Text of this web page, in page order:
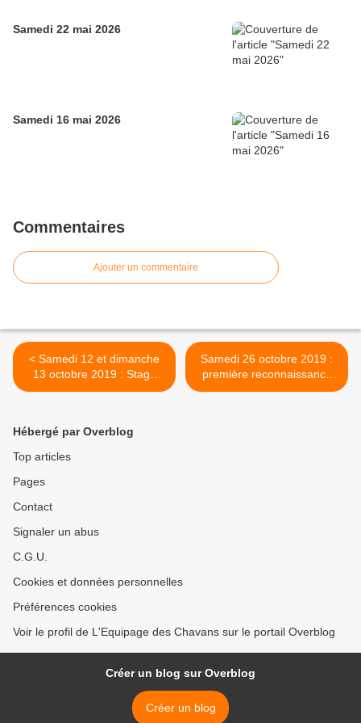
Samedi 22 mai 2026
Samedi 16 mai 2026
Commentaires
Ajouter un commentaire
< Samedi 12 et dimanche
13 octobre 2019 : Stage
des Chavans
Samedi 26 octobre 2019 :
première reconnaissance
des eaux de la saison >
Hébergé par Overblog
Top articles
Pages
Contact
Signaler un abus
C.G.U.
Cookies et données personnelles
Préférences cookies
Voir le profil de L'Equipage des Chavans sur le portail Overblog
Créer un blog sur Overblog
Créer un blog